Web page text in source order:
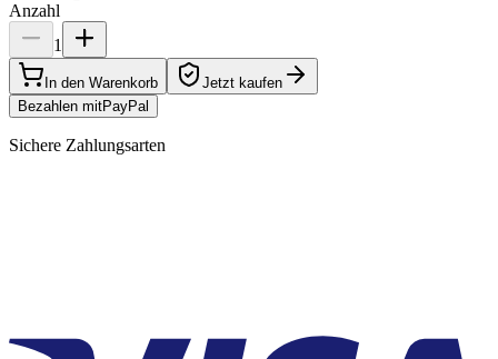
Anzahl
1
In den Warenkorb
Jetzt kaufen
Bezahlen mitPayPal
Sichere Zahlungsarten